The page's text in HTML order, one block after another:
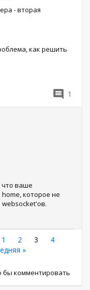
- вторая
как решить
1
ваше
которое не
Страница
1 Страница
2
Текущая
3 Страница
4
»
бы комментировать